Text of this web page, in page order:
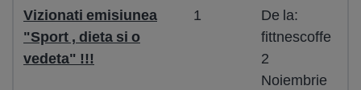
Vizionati emisiunea
"Sport , dieta si o
vedeta" !!!
1
De la:
fittnescoffe
2
Noiembrie